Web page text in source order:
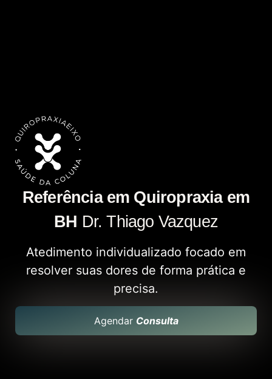
Referência em Quiropraxia em
BH Dr. Thiago Vazquez
Atedimento individualizado focado em
resolver suas dores de forma prática e
precisa.
Agendar Consulta